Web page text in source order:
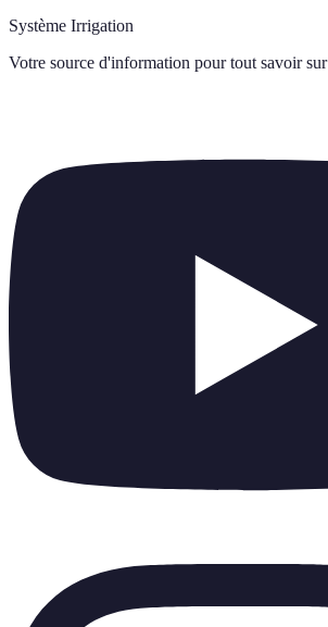
Système Irrigation
Votre source d'information pour tout savoir sur